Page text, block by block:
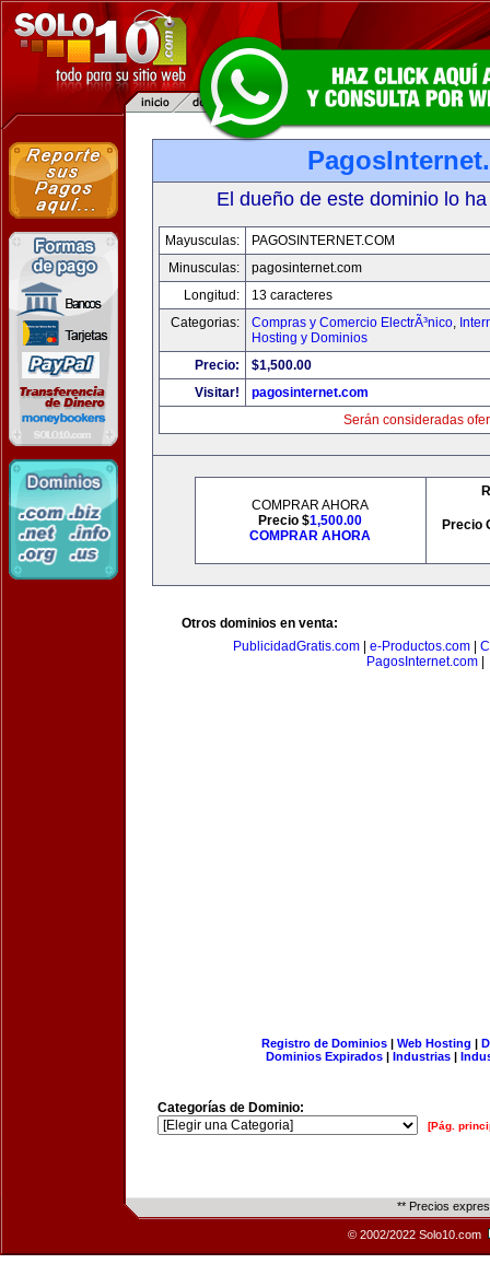
El dueño de este dominio lo
Mayusculas:
PAGOSINTERNET.COM
Minusculas:
pagosinternet.com
Longitud:
13 caracteres
Categorias:
Compras y Comercio ElectrÃ³nico,
Hosting y Dominios
Precio:
$1,500.00
Visitar!
pagosinternet.com
Serán consideradas
COMPRAR AHORA
Precio $1,500.00
COMPRAR AHORA
Precio
Otros dominios en venta:
PublicidadGratis.com
e-Productos.com
PagosInternet.com
Registro de Dominios| Web Hosting |
Dominios Expirados | Industrias |
Categorías de Dominio:
[Pág.
** Precios
© 2002/2022 Solo10.com